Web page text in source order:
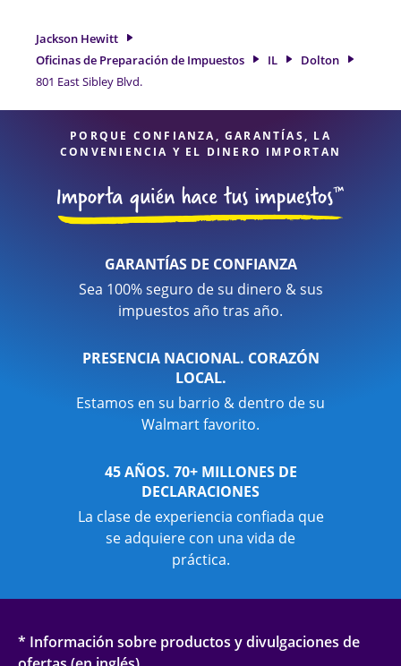
obtenerle el reembolso de impuestos más grande. Si
necesita servicios de preparación de impuestos en Dolton,
IL, la ubicación de Jackson Hewitt en 801 East Sibley Blvd. es
una opción excelente. Con nuestros expertos profesionales
en manos expertas.
Jackson Hewitt
Oficinas de Preparación de Impuestos
IL
Dolton
801 East Sibley Blvd.
PORQUE CONFIANZA, GARANTÍAS, LA
CONVENIENCIA Y EL DINERO IMPORTAN
GARANTÍAS DE CONFIANZA
Sea 100% seguro de su dinero & sus
impuestos año tras año.
PRESENCIA NACIONAL. CORAZÓN
LOCAL.
Estamos en su barrio & dentro de su
Walmart favorito.
45 AÑOS. 70+ MILLONES DE
DECLARACIONES
La clase de experiencia confiada que
se adquiere con una vida de
práctica.
* Información sobre productos y divulgaciones de